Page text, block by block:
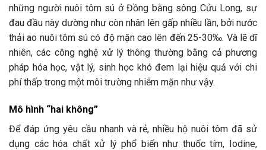
những người nuôi tôm sú ở Đồng bằng sông Cửu Long, sự
đau đầu này dường như còn nhân lên gấp nhiều lần, bởi nước
thải ao nuôi tôm sú có độ mặn cao lên đến 25-30‰. Và lẽ dĩ
nhiên, các công nghệ xử lý thông thường bằng cả phương
pháp hóa học, vật lý, sinh học khó đem lại hiệu quả với chi
phí thấp trong một môi trường nhiễm mặn như vậy.
Mô hình “hai không”
Để đáp ứng yêu cầu nhanh và rẻ, nhiều hộ nuôi tôm đã sử
dụng các hóa chất xử lý phổ biến như thuốc tím, Iodine,